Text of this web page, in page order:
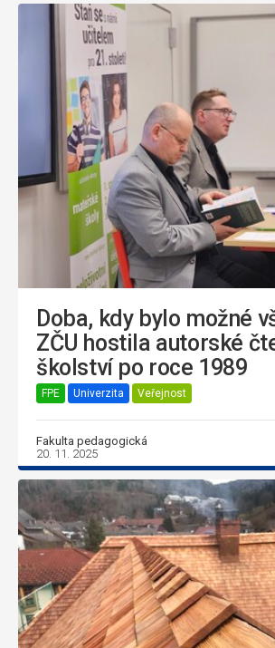
Doba, kdy bylo možné
ZČU hostila autorské
školství po roce 1989
FPE Univerzita Veřejnost
Fakulta pedagogická
20. 11. 2025